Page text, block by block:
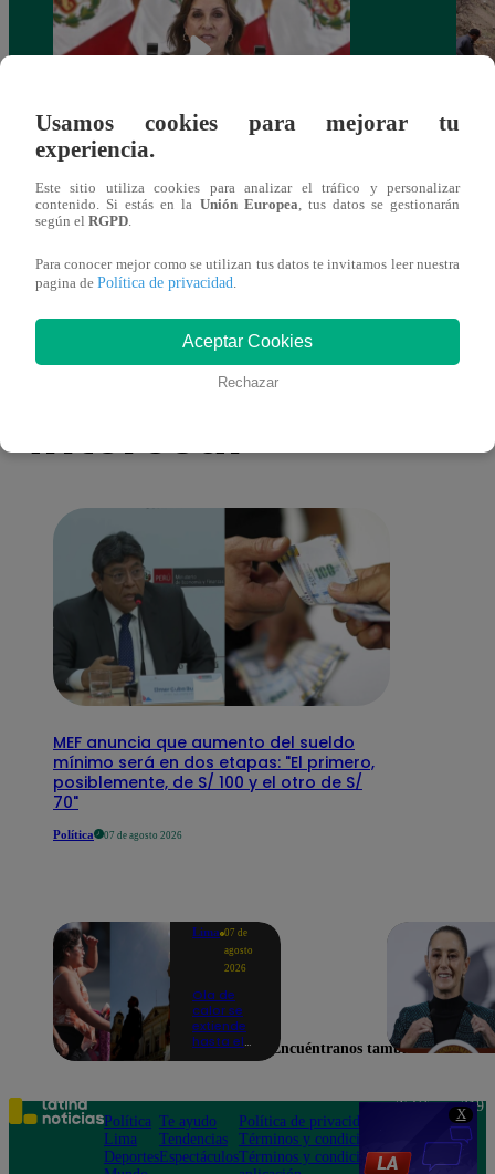
X
salario presidencial se aplique desde 2026
También te puede
interesar
MEF anuncia que aumento del sueldo
mínimo será en dos etapas: "El primero,
posiblemente, de S/ 100 y el otro de S/
70"
Política 07 de agosto 2026
Lima 07 de
agosto
2026
Ola de
calor se
extiende
hasta el
Lima y
otras 16
regiones
Usamos cookies para mejorar tu
experiencia.
Este sitio utiliza cookies para analizar el tráfico y personalizar
contenido. Si estás en la Unión Europea, tus datos se gestionarán
según el RGPD.
Para conocer mejor como se utilizan tus datos te invitamos leer nuestra
pagina de Política de privacidad.
Aceptar Cookies
Rechazar
Encuéntranos también en
Política
Lima
Deportes
Te ayudo
Tendencias
Espectáculos
Política de privacidad
Términos y condiciones
Términos y condiciones
Teléfono: 219
Av. San
Felipe 968